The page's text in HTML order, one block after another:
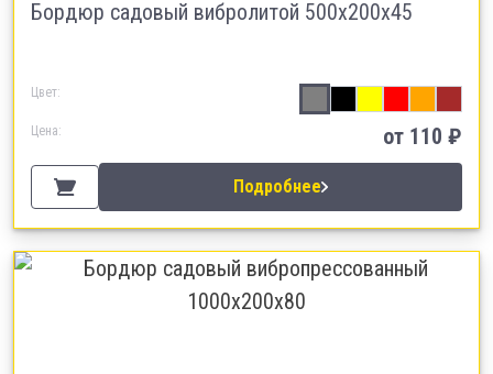
Бордюр садовый вибролитой 500х200х45
Цвет:
Цена: от 110 ₽
Подробнее